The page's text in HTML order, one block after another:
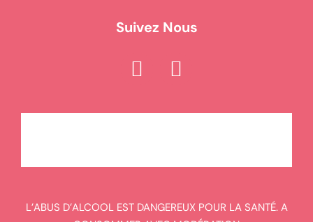
Suivez Nous
L’ABUS D’ALCOOL EST DANGEREUX POUR LA SANTÉ. A